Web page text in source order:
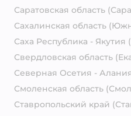
Саратовская область
Сахалинская область
Саха Республика - Якутия
Свердловская область
Северная Осетия -
Смоленская область
Ставропольский край